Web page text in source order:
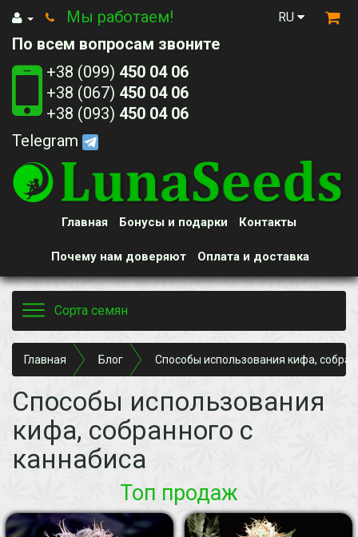
RU
Мы работаем!
По всем вопросам звоните
+38 (099) 450 04 06
+38 (067) 450 04 06
+38 (093) 450 04 06
Telegram
Главная
Почему нам доверяют
Контакты
Бонусы и подарки
Оплата и доставка
Toggle
navigation
Сорта семян
Главная Блог Способы использования кифа,
Способы использования
кифа, собранного с
каннабиса
Топ продаж